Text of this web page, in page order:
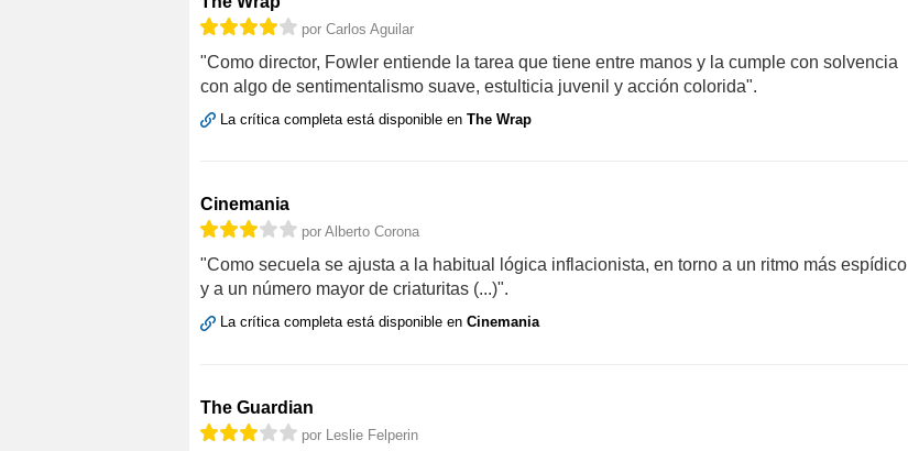
por Carlos Aguilar
"Como director, Fowler entiende la tarea que tiene entre manos y la cumple con solvencia
con algo de sentimentalismo suave, estulticia juvenil y acción colorida".
La crítica completa está disponible en The Wrap
Cinemania
por Alberto Corona
"Como secuela se ajusta a la habitual lógica inflacionista, en torno a un ritmo más espídico
y a un número mayor de criaturitas (...)".
La crítica completa está disponible en Cinemania
The Guardian
por Leslie Felperin